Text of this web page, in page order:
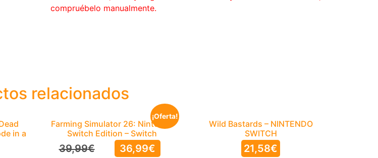
compruébelo manualmente.
relacionados
in a
¡Oferta!
Farming Simulator 26: Nintendo
Switch Edition – Switch
39,99€ 36,99€
Wild Bastards – NINTENDO
SWITCH
21,58€